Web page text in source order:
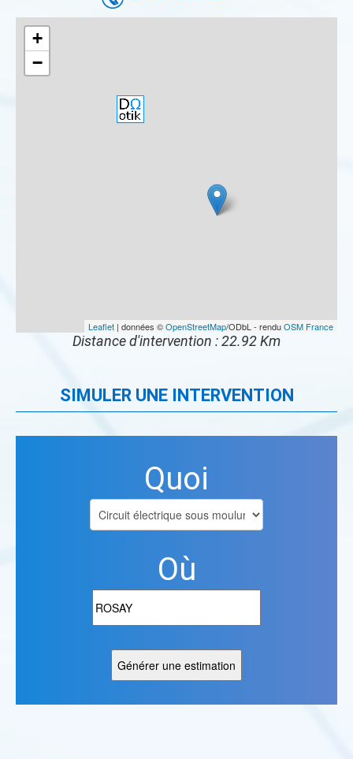
+
−
Leaflet | données ©OpenStreetMap/ODbL - renduOSM France
Distance d'intervention : 22.92 Km
SIMULER UNE INTERVENTION
Quoi
Où